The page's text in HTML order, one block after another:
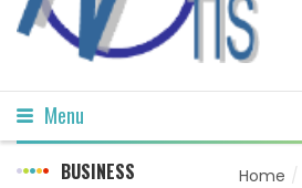
Menu
BUSINESS Home